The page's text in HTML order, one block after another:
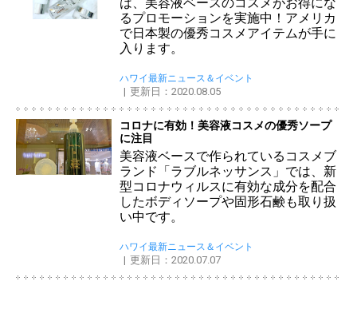
るプロモーションを実施中！アメリカ
で日本製の優秀コスメアイテムが手に
入ります。
ハワイ最新ニュース＆イベント
更新日：2020.08.05
コロナに有効！美容液コスメの優秀ソープ
に注目
美容液ベースで作られているコスメブ
ランド「ラブルネッサンス」では、新
型コロナウィルスに有効な成分を配合
したボディソープや固形石鹸も取り扱
い中です。
ハワイ最新ニュース＆イベント
更新日：2020.07.07